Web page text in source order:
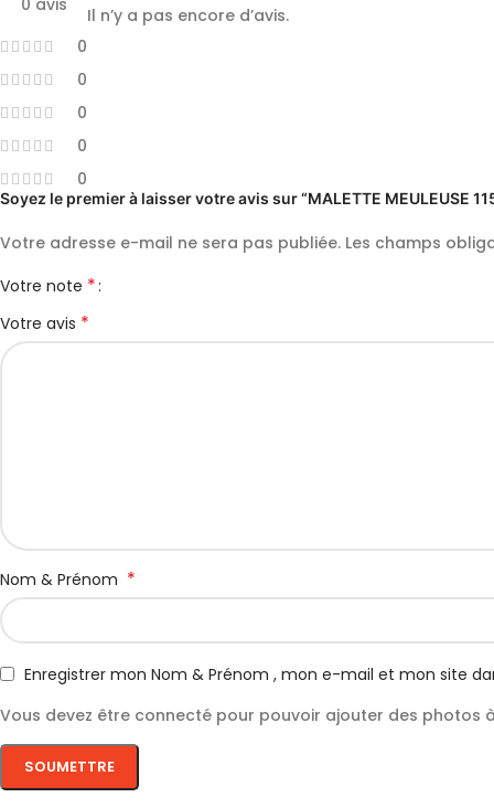
0 avis
0
0
0
0
0
Il n’y a pas encore d’avis.
Soyez le premier à laisser votre avis sur “MALETTE MEULEUSE
Votre adresse e-mail ne sera pas publiée. Les champs
Votre note *
Votre avis *
Nom & Prénom *
Enregistrer mon Nom & Prénom , mon e-mail et mon site
Vous devez être connecté pour pouvoir ajouter des photos